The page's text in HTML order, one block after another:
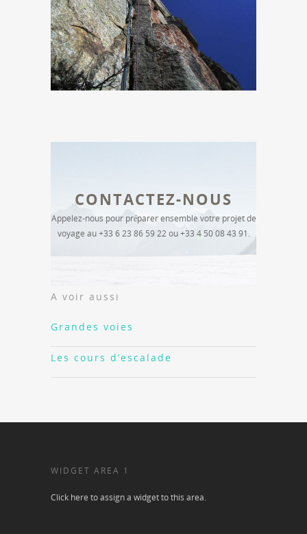
CONTACTEZ-NOUS
Appelez-nous pour préparer ensemble votre projet de
voyage au +33 6 23 86 59 22 ou +33 4 50 08 43 91.
A voir aussi
Grandes voies
Les cours d’escalade
WIDGET AREA 1
Click here to assign a widget to this area.